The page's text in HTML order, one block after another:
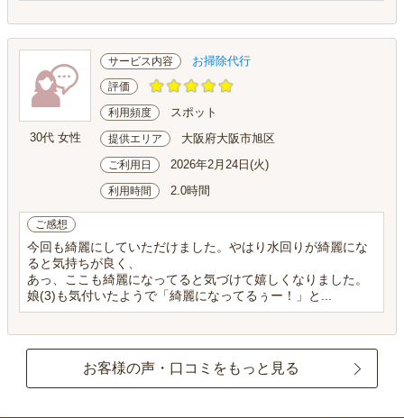
30代 女性
サービス内容 お掃除代行
評価
利用頻度 スポット
提供エリア 大阪府大阪市旭区
ご利用日 2026年2月24日(火)
利用時間 2.0時間
ご感想
今回も綺麗にしていただけました。やはり水回りが綺麗にな
ると気持ちが良く、
あっ、ここも綺麗になってると気づけて嬉しくなりました。
娘(3)も気付いたようで「綺麗になってるぅー！」と...
お客様の声・口コミをもっと見る